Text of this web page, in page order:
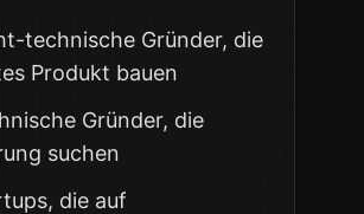
technische Gründer, die
Produkt bauen
Gründer, die
suchen
die auf